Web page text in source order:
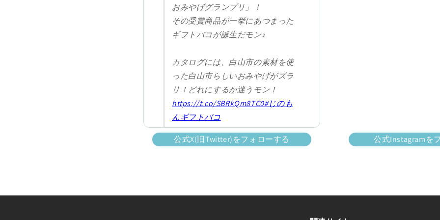
おみやげグランプリ」！
その受賞商品が一挙にあつまった
ギフトバコが誕生だモン♪
カタログには、白山市の素材を使
った白山市らしいおみやげがズラ
リ！どれにするか迷うモン！
https://t.co/SBRkQm8TC0#じのも
んギフトバコ
pic.twitter.com/7ddn0fShFI
公式X(旧Twitter)をフォローする 公式Instagramを